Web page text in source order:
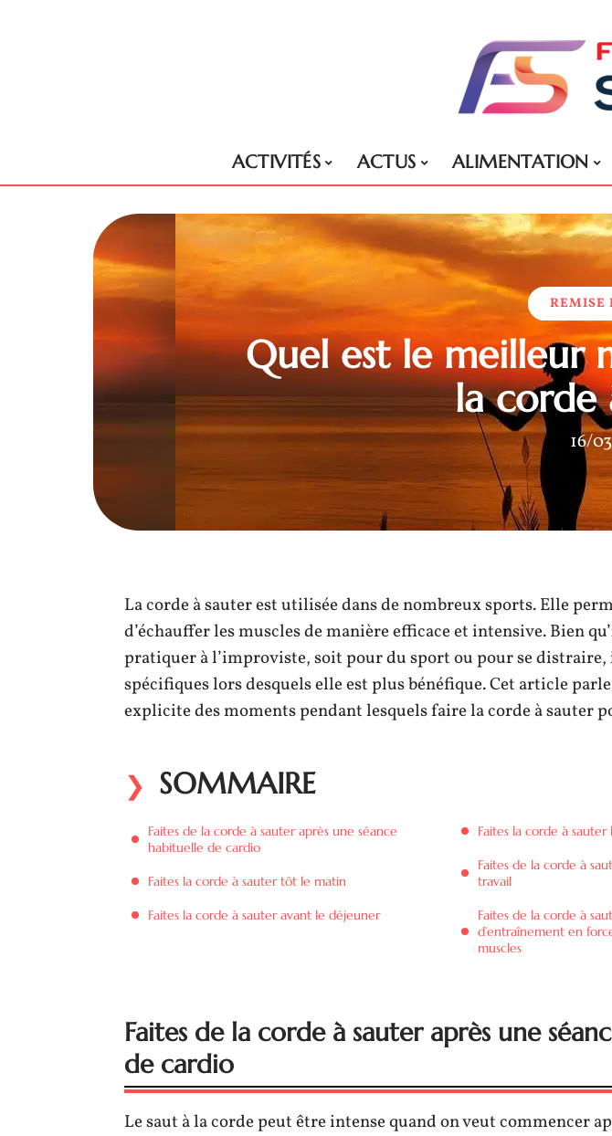
ACTIVITÉS ACTUS ALIMENTATION
REMISE
Quel est le meilleur
la corde
16/
La corde à sauter est utilisée dans de nombreux sports. Elle
d’échauffer les muscles de manière efficace et intensive. Bien
pratiquer à l’improviste, soit pour du sport ou pour se distraire,
spécifiques lors desquels elle est plus bénéfique. Cet article
explicite des moments pendant lesquels faire la corde à sauter
SOMMAIRE
Faites de la corde à sauter après une séance
habituelle de cardio
Faites la corde à sauter tôt le matin
Faites la corde à sauter avant le déjeuner
Faites la corde à sauter
Faites de la corde à
travail
Faites de la corde à
d’entraînement en
muscles
Faites de la corde à sauter après une
de cardio
Le saut à la corde peut être intense quand on veut commencer